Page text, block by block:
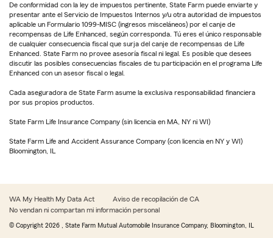
De conformidad con la ley de impuestos pertinente, State Farm puede enviarte y
presentar ante el Servicio de Impuestos Internos y/u otra autoridad de impuestos
aplicable un Formulario 1099-MISC (ingresos misceláneos) por el canje de
recompensas de Life Enhanced, según corresponda. Tú eres el único responsable
de cualquier consecuencia fiscal que surja del canje de recompensas de Life
Enhanced. State Farm no provee asesoría fiscal ni legal. Es posible que desees
discutir las posibles consecuencias fiscales de tu participación en el programa Life
Enhanced con un asesor fiscal o legal.
Cada aseguradora de State Farm asume la exclusiva responsabilidad financiera
por sus propios productos.
State Farm Life Insurance Company (sin licencia en MA, NY ni WI)
State Farm Life and Accident Assurance Company (con licencia en NY y WI)
Bloomington, IL
WA My Health My Data Act
Aviso de recopilación de CA
No vendan ni compartan mi información personal
© Copyright 2026 , State Farm Mutual Automobile Insurance Company, Bloomington, IL